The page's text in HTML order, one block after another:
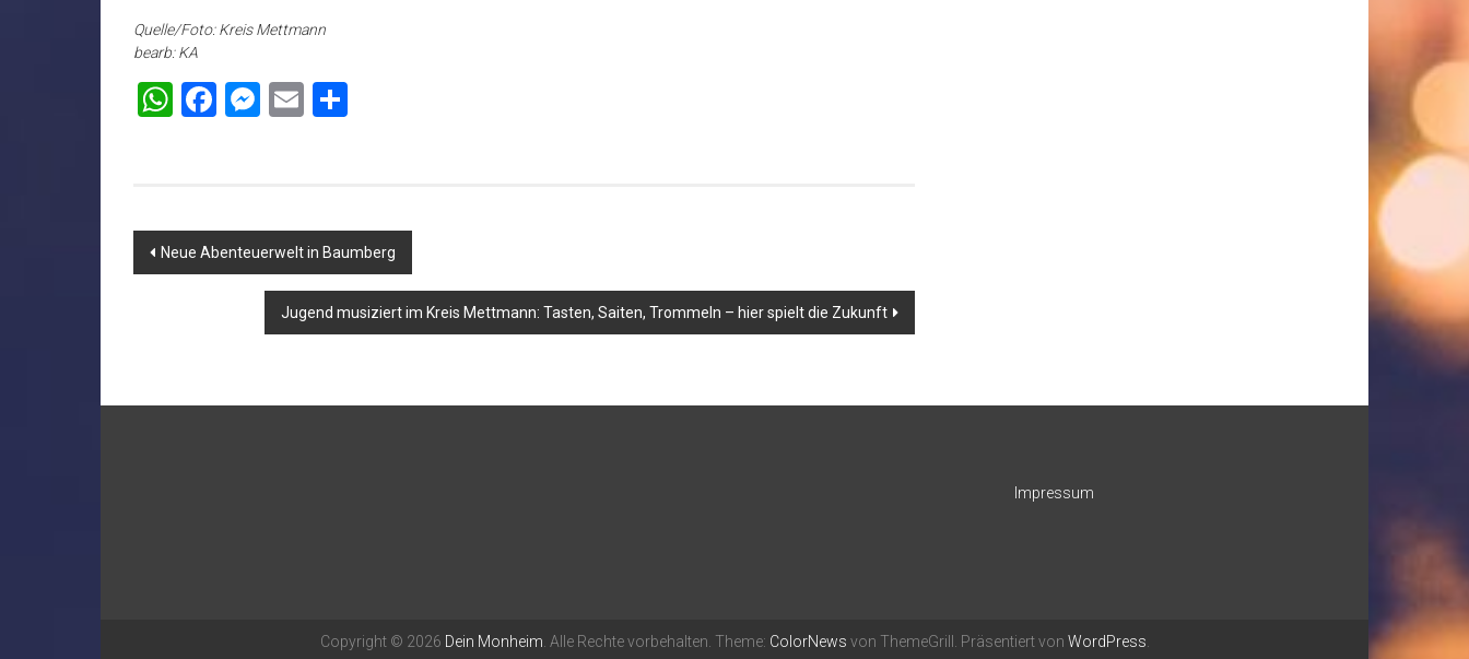
Quelle/Foto: Kreis Mettmann
bearb: KA
WhatsApp
Facebook
Messenger
Email
Beitragsnavigation
Neue Abenteuerwelt in Baumberg
Jugend musiziert im Kreis Mettmann: Tasten, Saiten, Trommeln – hier spielt die Zukunft
Impressum
Copyright © 2026 Dein Monheim . Alle Rechte vorbehalten. Theme: ColorNews von ThemeGrill. Präsentiert von WordPress